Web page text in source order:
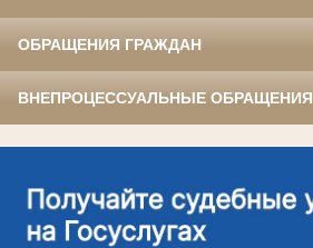
ОБРАЩЕНИЯ ГРАЖДАН
ВНЕПРОЦЕССУАЛЬНЫЕ ОБРАЩЕНИЯ